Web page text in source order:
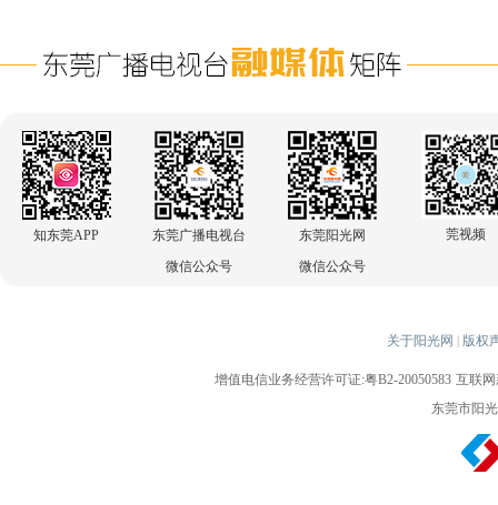
知东莞APP
东莞广播电视台
微信公众号
东莞阳光网
微信公众号
莞视频
关于阳光网 | 版权
增值电信业务经营许可证:粤B2-20050583 互联网
东莞市阳